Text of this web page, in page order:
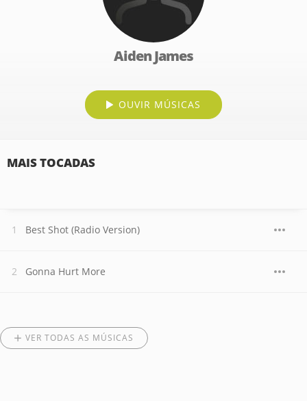
Aiden James
OUVIR MÚSICAS
MAIS TOCADAS
Best Shot (Radio Version)
Gonna Hurt More
VER TODAS AS MÚSICAS